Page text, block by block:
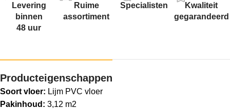
Levering
binnen
48 uur
Ruime
assortiment
Specialisten
Kwaliteit
gegarandeerd
Producteigenschappen
Soort vloer: Lijm PVC vloer
Pakinhoud: 3,12 m2